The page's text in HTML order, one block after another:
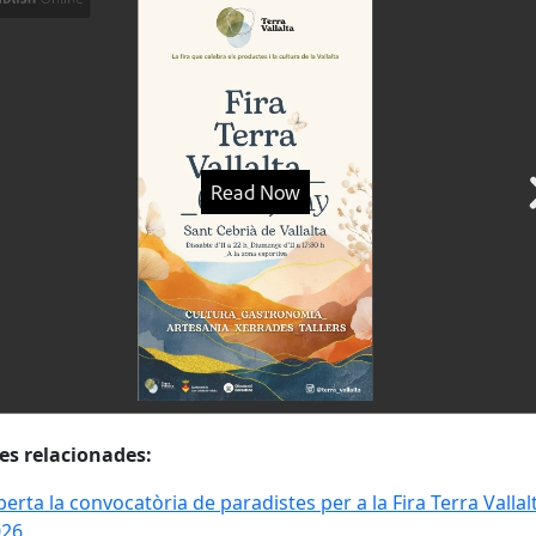
relacionades:
la convocatòria de paradistes per a la Fira Terra